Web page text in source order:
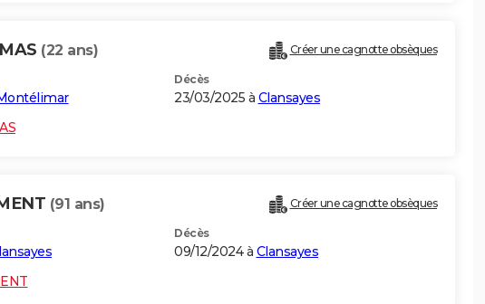
(22 ans) Créer une cagnotte obsèques
Décès
23/03/2025 à Clansayes
(91 ans) Créer une cagnotte obsèques
Décès
09/12/2024 à Clansayes